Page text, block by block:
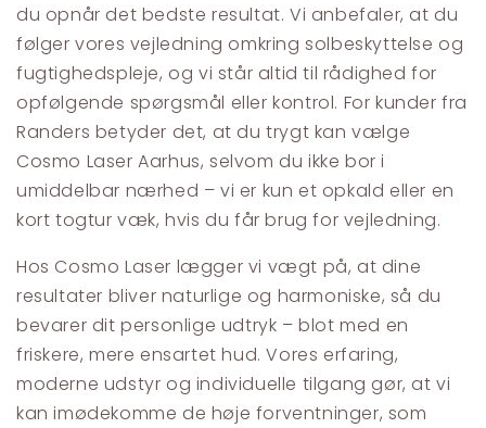
du opnår det bedste resultat. Vi anbefaler, at du
følger vores vejledning omkring solbeskyttelse og
fugtighedspleje, og vi står altid til rådighed for
opfølgende spørgsmål eller kontrol. For kunder fra
Randers betyder det, at du trygt kan vælge
Cosmo Laser Aarhus, selvom du ikke bor i
umiddelbar nærhed – vi er kun et opkald eller en
kort togtur væk, hvis du får brug for vejledning.
Hos Cosmo Laser lægger vi vægt på, at dine
resultater bliver naturlige og harmoniske, så du
bevarer dit personlige udtryk – blot med en
friskere, mere ensartet hud. Vores erfaring,
moderne udstyr og individuelle tilgang gør, at vi
kan imødekomme de høje forventninger, som